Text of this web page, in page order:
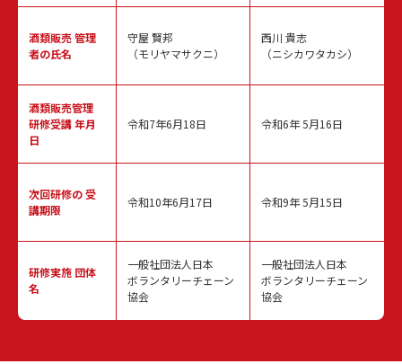
酒類販売管理
者の氏名
酒類販売管理
研修受講 年月
日
次回研修の受
講期限
研修実施 団体
名
守屋 賢邦
（モリヤマサクニ）
令和7年6月18日
令和10年6月17日
一般社団法人日本
ボランタリーチェーン
協会
西川 貴志
（ニシカワタカシ）
令和6年 5月16日
令和9年 5月15日
一般社団法人日本
ボランタリーチェーン
協会